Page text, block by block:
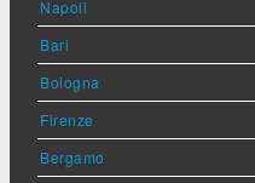
Napoli
Bari
Bologna
Firenze
Bergamo